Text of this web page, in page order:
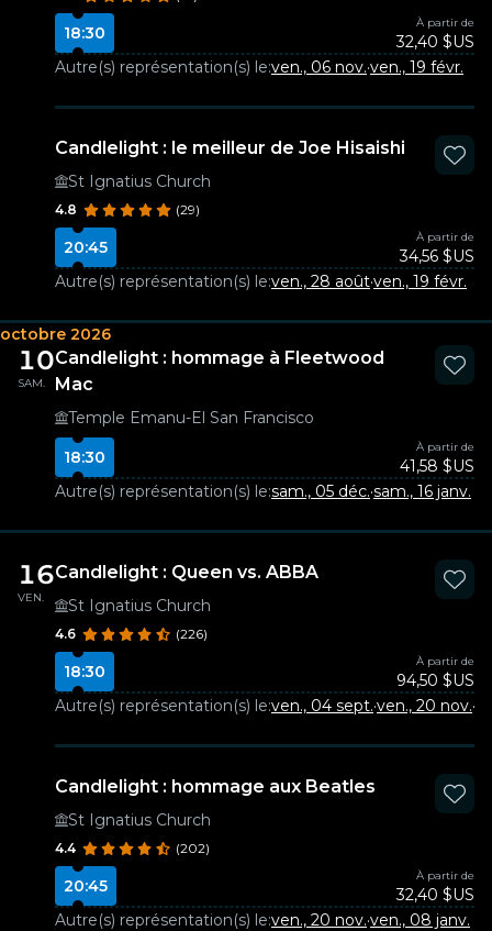
18:30
À partir de
32,40 $US
Autre(s) représentation(s) le:ven., 06 nov.·ven., 19 févr.
Candlelight : le meilleur de Joe Hisaishi
St Ignatius Church
4.8 (29)
20:45
À partir de
34,56 $US
Autre(s) représentation(s) le:ven., 28 août·ven., 19 févr.
octobre 2026
10
SAM.
Candlelight : hommage à Fleetwood
Mac
Temple Emanu-El San Francisco
18:30
À partir de
41,58 $US
Autre(s) représentation(s) le:sam., 05 déc.·sam., 16 janv.
16
VEN.
Candlelight : Queen vs. ABBA
St Ignatius Church
4.6 (226)
18:30
À partir de
94,50 $US
Autre(s) représentation(s) le:ven., 04 sept.·ven., 20 nov.·
Candlelight : hommage aux Beatles
St Ignatius Church
4.4 (202)
20:45
À partir de
32,40 $US
Autre(s) représentation(s) le:ven., 20 nov.·ven., 08 janv.